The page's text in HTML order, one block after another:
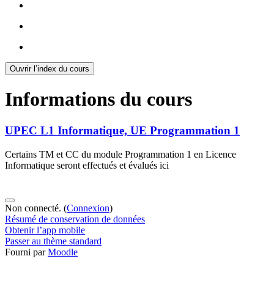
Ouvrir l’index du cours
Informations du cours
UPEC L1 Informatique, UE Programmation 1
Certains TM et CC du module Programmation 1 en Licence
Informatique seront effectués et évalués ici
Non connecté. (Connexion)
Résumé de conservation de données
Obtenir l’app mobile
Passer au thème standard
Fourni parMoodle